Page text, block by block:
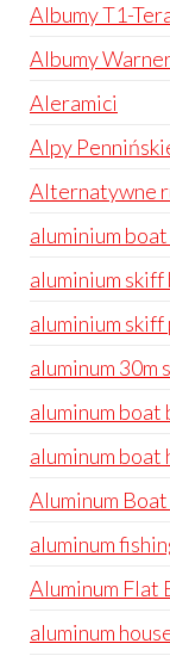
Albumy T1-
Albumy
Aleramici
Alpy
Alternatywne
aluminium
aluminium skiff
aluminium
aluminum 30m
aluminum
aluminum boat
Aluminum
aluminum
Aluminum Flat
aluminum